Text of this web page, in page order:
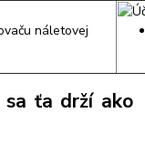
náletovej
ťa drží ako